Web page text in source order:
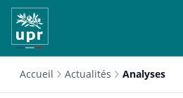
Accueil Actualités Analyses